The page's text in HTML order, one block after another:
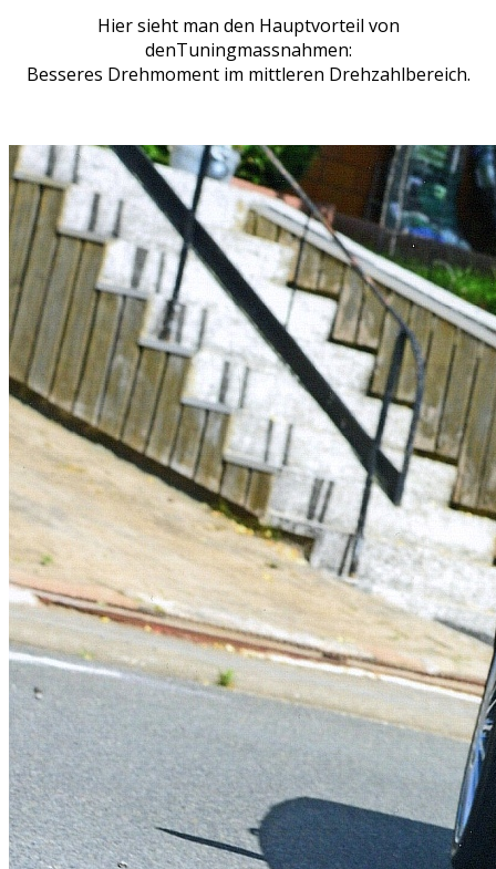
Hier sieht man den Hauptvorteil von
denTuningmassnahmen:
Besseres Drehmoment im mittleren Drehzahlbereich.